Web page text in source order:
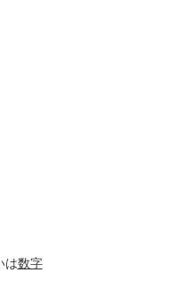
は数字